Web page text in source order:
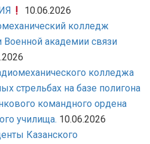
10.06.2026
колледж
Военной академии связи
колледжа
стрельбах на базе полигона
командного ордена
училища. 10.06.2026
Казанского